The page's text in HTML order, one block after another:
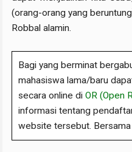
(orang-orang yang
Robbal alamin.
Bagi yang berminat
mahasiswa lama/baru
secara online diOR (Open
informasi tentang
website tersebut.